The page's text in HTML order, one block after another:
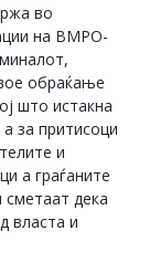
во
на ВМРО-
обраќање
што истакна
за притисоци
и
а граѓаните
сметаат дека
власта и